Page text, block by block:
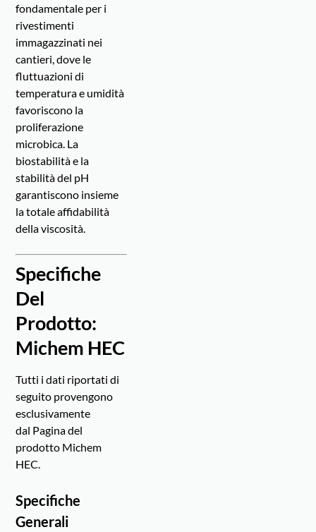
fondamentale per i
rivestimenti
immagazzinati nei
cantieri, dove le
fluttuazioni di
temperatura e umidità
favoriscono la
proliferazione
microbica. La
biostabilità e la
stabilità del pH
garantiscono insieme
la totale affidabilità
della viscosità.
Specifiche
Del
Prodotto:
Michem HEC
Tutti i dati riportati di
seguito provengono
esclusivamente
dal Pagina del
prodotto Michem
HEC.
Specifiche
Generali